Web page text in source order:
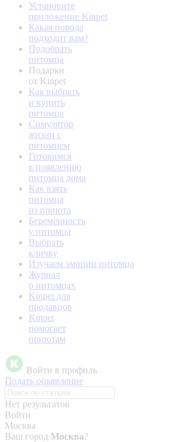
Установите
приложение Kinpet
Какая порода
подходит вам?
Подобрать
питомца
Подарки
от Kinpet
Как выбрать
и купить
питомца
Симулятор
жизни с
питомцем
Готовимся
к появлению
питомца дома
Как взять
питомца
из приюта
Беременность
у питомца
Выбрать
кличку
Изучаем эмоции питомца
Журнал
о питомцах
Kinpet для
продавцов
Kinpet
помогает
приютам
Войти в профиль
Подать объявление
Нет результатов
Войти
Москва
Ваш город Москва?